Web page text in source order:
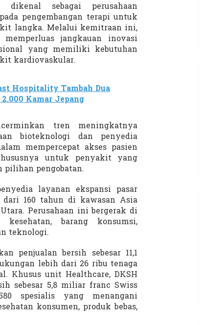
dikenal sebagai perusahaan
pengembangan terapi untuk
langka. Melalui kemitraan ini,
memperluas jangkauan inovasi
yang memiliki kebutuhan
kardiovaskular.
Hospitality Tambah Dua
Kamar Jepang
tren meningkatnya
bioteknologi dan penyedia
mempercepat akses pasien
untuk penyakit yang
pengobatan.
layanan ekspansi pasar
160 tahun di kawasan Asia
Perusahaan ini bergerak di
barang konsumsi,
teknologi.
penjualan bersih sebesar 11,1
lebih dari 26 ribu tenaga
Khusus unit Healthcare, DKSH
sebesar 5,8 miliar franc Swiss
spesialis yang menangani
konsumen, produk bebas,
dalam
Internasional
2024
Eksplore Meranti – Yok ke Meranti
Di Budaya, NASIONAL, VIDEO, Wisata
2024